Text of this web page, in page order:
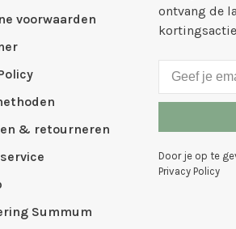
voorwaarden
& retourneren
Summum
ontvang de
Door je op te
Privacy Policy